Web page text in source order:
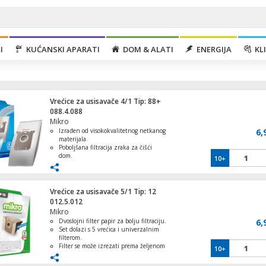
KUĆANSKI APARATI DOM & ALATI ENERGIJA
Vrećice za usisavače 4/1 Tip: 88+
088.4.088
Mikro
Izrađen od visokokvalitetnog netkanog
materijala.
Poboljšana filtracija zraka za čišći
dom.
stakla.
Ujednačena usisna snaga u svim
fazama.
Dulji vijek trajanja od papirnatih
vrećica.
10+
Vrećice za usisavače 5/1 Tip: 12
012.5.012
Mikro
Dvoslojni filter papir za bolju filtraciju.
Set dolazi s 5 vrećica i univerzalnim
filterom.
Filter se može izrezati prema željenom
Preporučena promjena filtera nakon
10+
Aparat za vodu/dispenzer, toplo/hladno,
500/85W
Automatski tajmer za navodnjavanje